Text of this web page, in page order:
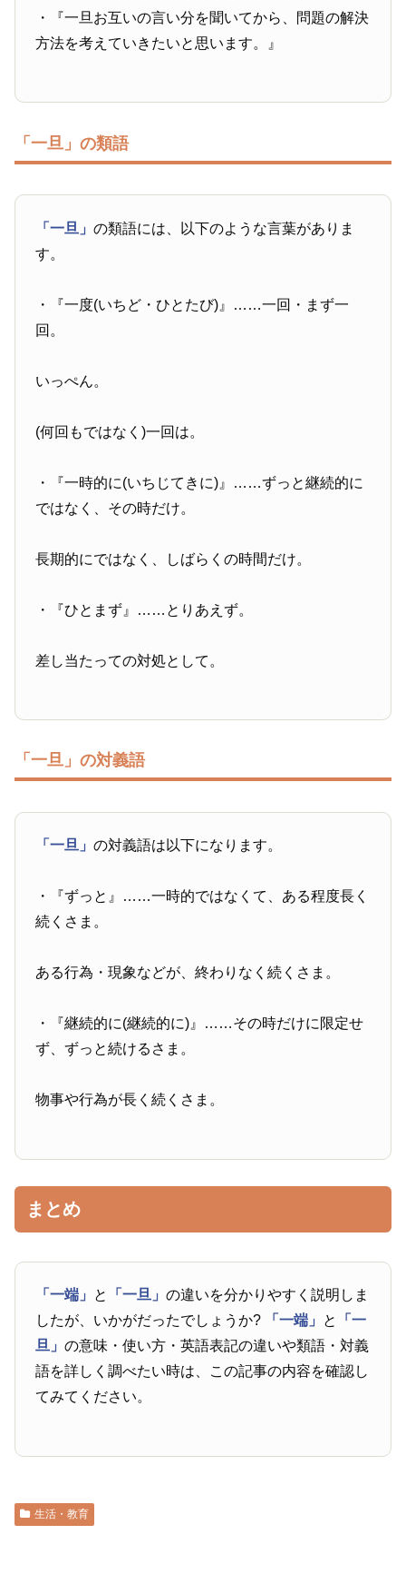
・『一旦お互いの言い分を聞いてから、問題の解決
方法を考えていきたいと思います。』
「一旦」の類語
「一旦」の類語には、以下のような言葉がありま
す。
・『一度(いちど・ひとたび)』……一回・まず一
回。
いっぺん。
(何回もではなく)一回は。
・『一時的に(いちじてきに)』……ずっと継続的に
ではなく、その時だけ。
長期的にではなく、しばらくの時間だけ。
・『ひとまず』……とりあえず。
差し当たっての対処として。
「一旦」の対義語
「一旦」の対義語は以下になります。
・『ずっと』……一時的ではなくて、ある程度長く
続くさま。
ある行為・現象などが、終わりなく続くさま。
・『継続的に(継続的に)』……その時だけに限定せ
ず、ずっと続けるさま。
物事や行為が長く続くさま。
まとめ
「一端」 と 「一旦」の違いを分かりやすく説明しま
したが、いかがだったでしょうか?
「一端」 と
「一
旦」の意味・使い方・英語表記の違いや類語・対義
語を詳しく調べたい時は、この記事の内容を確認し
てみてください。
生活・教育